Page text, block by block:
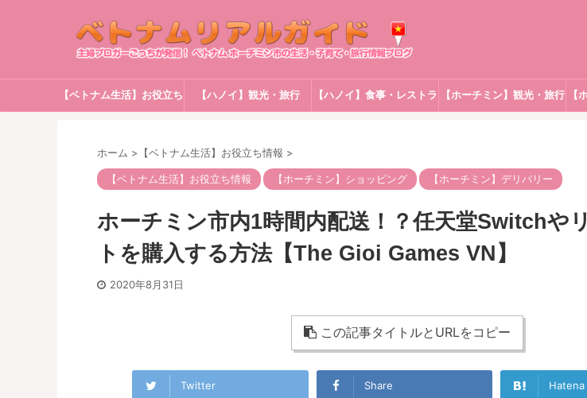
【ベトナム生活】お役立ち 【ハノイ】観光・旅行 【ハノイ】食事・レストラ 【ホーチミン】観光・旅行 【
ホーム > 【ベトナム生活】お役立ち情報 >
【ベトナム生活】お役立ち情報 【ホーチミン】ショッピング 【ホーチミン】デリバリー
ホーチミン市内1時間内配送！？任天堂Switchや
トを購入する方法【The Gioi Games VN】
2020年8月31日
この記事タイトルとURLをコピー
Twitter Share Hatena